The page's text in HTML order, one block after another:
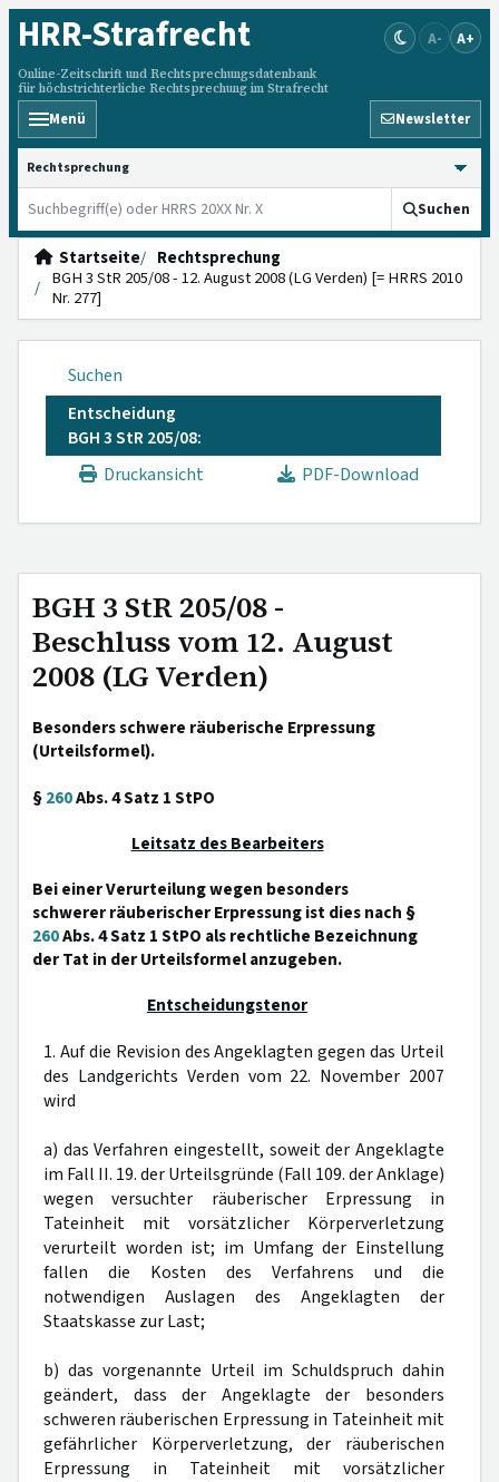
HRR-Strafrecht
Online-Zeitschrift und Rechtsprechungsdatenbank
für höchstrichterliche Rechtsprechung im Strafrecht
A- A+
Menü Newsletter
HRRS durchsuchen
Suchen
Startseite
Rechtsprechung
BGH 3 StR 205/08 - 12. August 2008 (LG Verden) [= HRRS 2010
Nr. 277]
Suchen
Entscheidung
BGH 3 StR 205/08:
Druckansicht
PDF-Download
BGH 3 StR 205/08 -
Beschluss vom 12. August
2008 (LG Verden)
Besonders schwere räuberische Erpressung
(Urteilsformel).
§260Abs. 4 Satz 1 StPO
Leitsatz des Bearbeiters
Bei einer Verurteilung wegen besonders
schwerer räuberischer Erpressung ist dies nach §
260Abs. 4 Satz 1 StPO als rechtliche Bezeichnung
der Tat in der Urteilsformel anzugeben.
Entscheidungstenor
1. Auf die Revision des Angeklagten gegen das Urteil
des Landgerichts Verden vom 22. November 2007
wird
a) das Verfahren eingestellt, soweit der Angeklagte
im Fall II. 19. der Urteilsgründe (Fall 109. der Anklage)
wegen versuchter räuberischer Erpressung in
Tateinheit mit vorsätzlicher Körperverletzung
verurteilt worden ist; im Umfang der Einstellung
fallen die Kosten des Verfahrens und die
notwendigen Auslagen des Angeklagten der
Staatskasse zur Last;
b) das vorgenannte Urteil im Schuldspruch dahin
geändert, dass der Angeklagte der besonders
schweren räuberischen Erpressung in Tateinheit mit
gefährlicher Körperverletzung, der räuberischen
Erpressung in Tateinheit mit vorsätzlicher